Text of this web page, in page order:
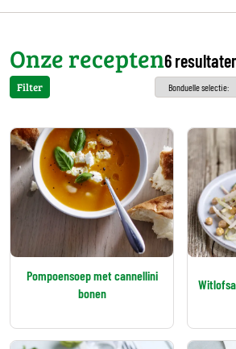
Onze recepten6
Filter
Pompoensoep met cannellini
bonen